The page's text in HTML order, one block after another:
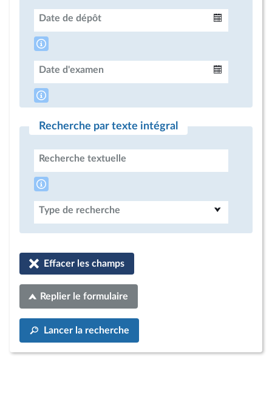
Date de dépôt
Date d'examen
Recherche par texte intégral
Recherche textuelle
Type de recherche
Effacer les champs
Replier le formulaire
Lancer la recherche